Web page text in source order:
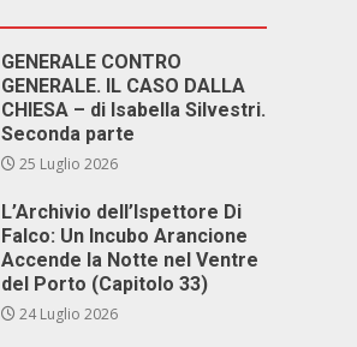
GENERALE CONTRO
GENERALE. IL CASO DALLA
CHIESA – di Isabella Silvestri.
Seconda parte
25 Luglio 2026
L’Archivio dell’Ispettore Di
Falco: Un Incubo Arancione
Accende la Notte nel Ventre
del Porto (Capitolo 33)
24 Luglio 2026